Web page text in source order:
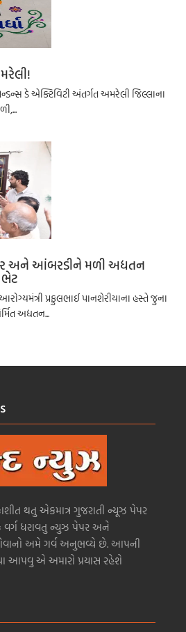
ડે એક્ટિવિટી અંતર્ગત અમરેલી જિલ્લાના
અને આંબરડીને મળી અદ્યતન
ભેટ
પ્રફુલભાઈ પાનશેરીયાના હસ્તે જુના
અદ્યતન...
થતુ એકમાત્ર ગુજરાતી ન્યૂઝ પેપર
વર્ગ ધરાવતુ ન્યુઝ પેપર અને
અમે ગર્વ અનુભવ્યે છે. આપની
આપવુ એ અમારો પ્રયાસ રહેશે